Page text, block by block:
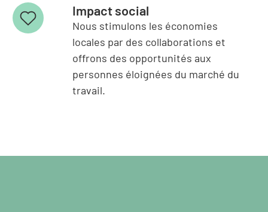
Impact social
Nous stimulons les économies
locales par des collaborations et
offrons des opportunités aux
personnes éloignées du marché du
travail.